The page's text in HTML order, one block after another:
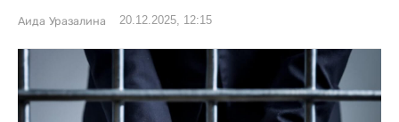
Аида Уразалина 20.12.2025, 12:15